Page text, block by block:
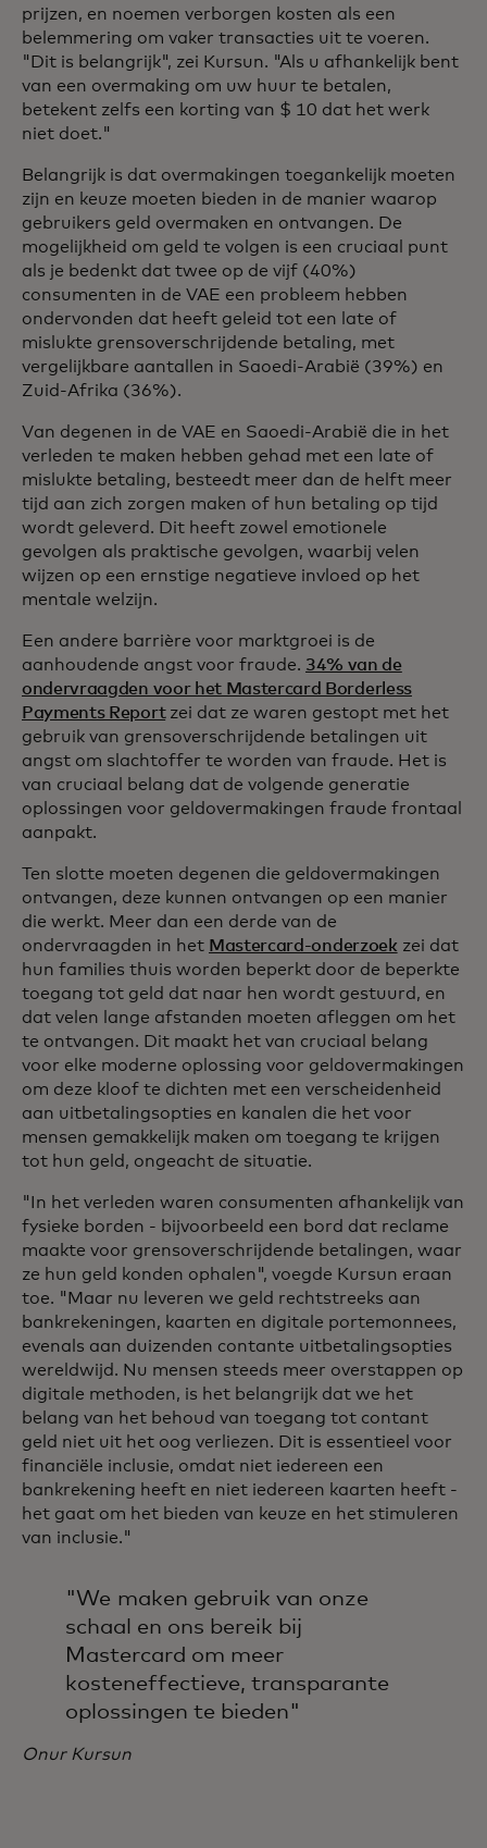
prijzen, en noemen verborgen kosten als een
belemmering om vaker transacties uit te voeren.
"Dit is belangrijk", zei Kursun. "Als u afhankelijk bent
van een overmaking om uw huur te betalen,
betekent zelfs een korting van $ 10 dat het werk
niet doet."
Belangrijk is dat overmakingen toegankelijk moeten
zijn en keuze moeten bieden in de manier waarop
gebruikers geld overmaken en ontvangen. De
mogelijkheid om geld te volgen is een cruciaal punt
als je bedenkt dat twee op de vijf (40%)
consumenten in de VAE een probleem hebben
ondervonden dat heeft geleid tot een late of
mislukte grensoverschrijdende betaling, met
vergelijkbare aantallen in Saoedi-Arabië (39%) en
Zuid-Afrika (36%).
Van degenen in de VAE en Saoedi-Arabië die in het
verleden te maken hebben gehad met een late of
mislukte betaling, besteedt meer dan de helft meer
tijd aan zich zorgen maken of hun betaling op tijd
wordt geleverd. Dit heeft zowel emotionele
gevolgen als praktische gevolgen, waarbij velen
wijzen op een ernstige negatieve invloed op het
mentale welzijn.
Een andere barrière voor marktgroei is de
aanhoudende angst voor fraude. 34% van de
ondervraagden voor het Mastercard Borderless
Payments Reportzei dat ze waren gestopt met het
gebruik van grensoverschrijdende betalingen uit
angst om slachtoffer te worden van fraude. Het is
van cruciaal belang dat de volgende generatie
oplossingen voor geldovermakingen fraude frontaal
aanpakt.
Ten slotte moeten degenen die geldovermakingen
ontvangen, deze kunnen ontvangen op een manier
die werkt. Meer dan een derde van de
ondervraagden in het Mastercard-onderzoek zei dat
hun families thuis worden beperkt door de beperkte
toegang tot geld dat naar hen wordt gestuurd, en
dat velen lange afstanden moeten afleggen om het
te ontvangen. Dit maakt het van cruciaal belang
voor elke moderne oplossing voor geldovermakingen
om deze kloof te dichten met een verscheidenheid
aan uitbetalingsopties en kanalen die het voor
mensen gemakkelijk maken om toegang te krijgen
tot hun geld, ongeacht de situatie.
"In het verleden waren consumenten afhankelijk van
fysieke borden - bijvoorbeeld een bord dat reclame
maakte voor grensoverschrijdende betalingen, waar
ze hun geld konden ophalen", voegde Kursun eraan
toe. "Maar nu leveren we geld rechtstreeks aan
bankrekeningen, kaarten en digitale portemonnees,
evenals aan duizenden contante uitbetalingsopties
wereldwijd. Nu mensen steeds meer overstappen op
digitale methoden, is het belangrijk dat we het
belang van het behoud van toegang tot contant
geld niet uit het oog verliezen. Dit is essentieel voor
financiële inclusie, omdat niet iedereen een
bankrekening heeft en niet iedereen kaarten heeft -
het gaat om het bieden van keuze en het stimuleren
van inclusie."
"We maken gebruik van onze
schaal en ons bereik bij
Mastercard om meer
kosteneffectieve, transparante
oplossingen te bieden"
Onur Kursun